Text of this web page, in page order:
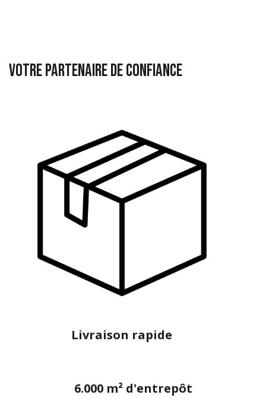
Votre partenaire de confiance
Livraison rapide
6.000 m² d'entrepôt